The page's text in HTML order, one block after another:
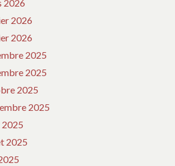
2026
2026
2026
2025
2025
2025
2025
2025